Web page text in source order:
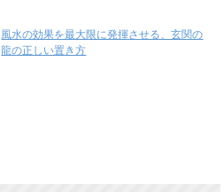
風水の効果を最大限に発揮させる、玄関の
龍の正しい置き方